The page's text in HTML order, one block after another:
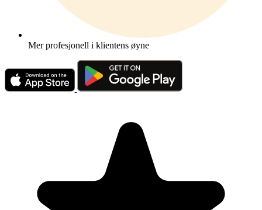
Mer profesjonell i klientens øyne